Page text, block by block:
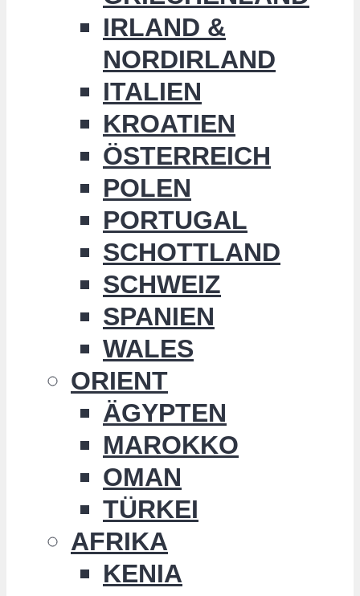
IRLAND &
NORDIRLAND
ITALIEN
KROATIEN
ÖSTERREICH
POLEN
PORTUGAL
SCHOTTLAND
SCHWEIZ
SPANIEN
WALES
ORIENT
ÄGYPTEN
MAROKKO
OMAN
TÜRKEI
AFRIKA
KENIA